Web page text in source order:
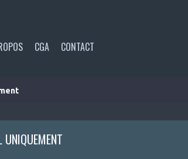
CGA CONTACT
UNIQUEMENT